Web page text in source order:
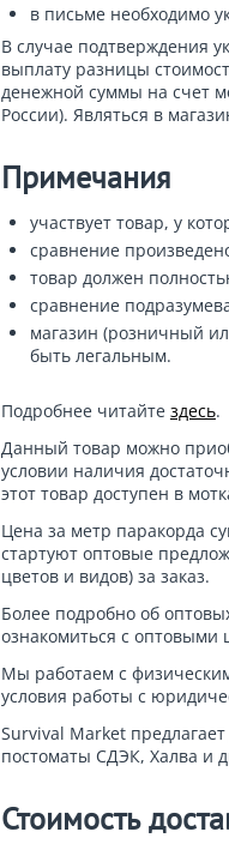
в письме необходимо
В случае подтверждения
выплату разницы
денежной суммы на счет
России). Являться в
Примечания
участвует товар, у
сравнение
товар должен
сравнение
магазин (розничный
быть легальным.
Подробнее читайте здесь.
Данный товар можно
условии наличия
этот товар доступен в
Цена за метр паракорда
стартуют оптовые
цветов и видов) за заказ.
Более подробно об
ознакомиться с оптовыми
Мы работаем с
условия работы с
Survival Market
постоматы СДЭК, Халва и
Стоимость